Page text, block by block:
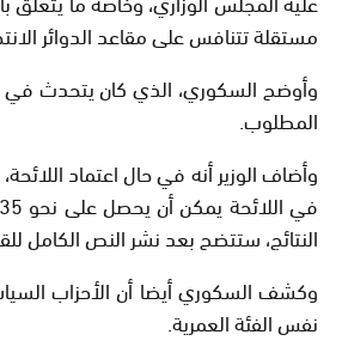
مستقلة تتنافس على مقاعد الدوائر
وأوضح السكوري، الذي كان يتحدث في
المطلوب.
النتائج، ستتضح بعد نشر النص الكامل
نفس الفئة العمرية.